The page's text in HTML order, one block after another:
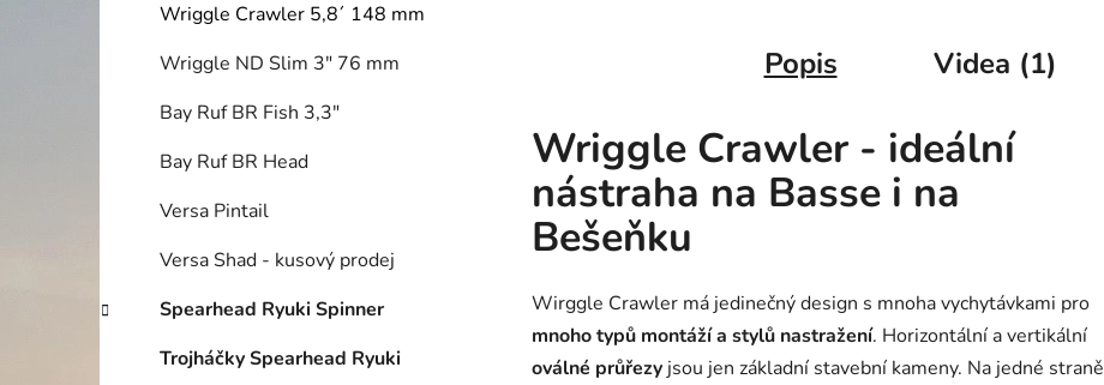
Wriggle Crawler 5,8´ 148 mm
Wriggle ND Slim 3" 76 mm
Bay Ruf BR Fish 3,3"
Bay Ruf BR Head
Versa Pintail
Versa Shad - kusový prodej
Spearhead Ryuki Spinner
Trojháčky Spearhead Ryuki
Popis Videa (1)
Wriggle Crawler - ideální
nástraha na Basse i na
Bešeňku
Wirggle Crawler má jedinečný design s mnoha vychytávkami pro
mnoho typů montáží a stylů nastražení. Horizontální a vertikální
oválné průřezy jsou jen základní stavební kameny. Na jedné straně